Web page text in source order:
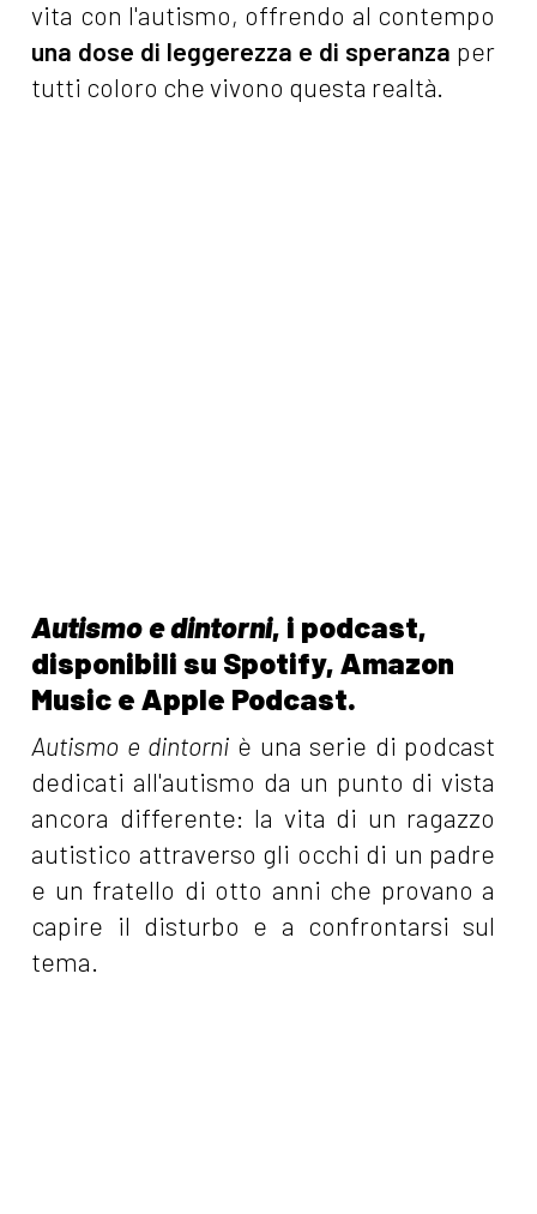
vita con l'autismo, offrendo al contempo
una dose di leggerezza e di speranza per
tutti coloro che vivono questa realtà.
Autismo e dintorni, i podcast,
disponibili su Spotify, Amazon
Music e Apple Podcast.
Autismo e dintorni è una serie di podcast
dedicati all'autismo da un punto di vista
ancora differente: la vita di un ragazzo
autistico attraverso gli occhi di un padre
e un fratello di otto anni che provano a
capire il disturbo e a confrontarsi sul
tema.